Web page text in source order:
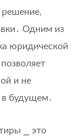
Одним из
юридической
и не
будущем․
⎯ это